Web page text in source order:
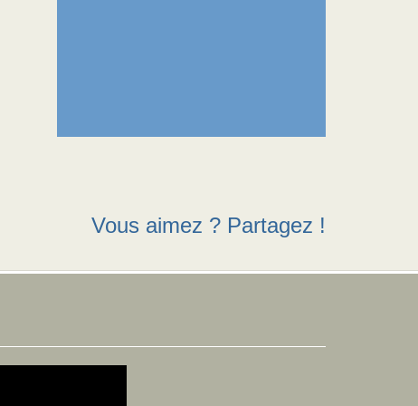
Vous aimez ? Partagez !